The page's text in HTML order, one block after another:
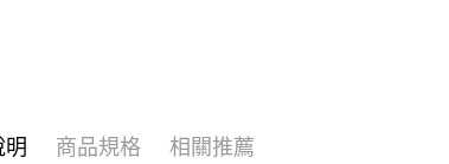
明 商品規格 相關推薦